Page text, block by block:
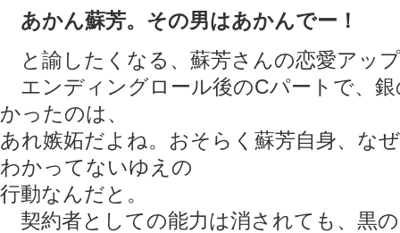
あかん蘇芳。その男はあかんでー！
と諭したくなる、蘇芳さんの恋愛アッ
エンディングロール後のCパートで、
かったのは、
あれ嫉妬だよね。おそらく蘇芳自身、な
わかってないゆえの
行動なんだと。
契約者としての能力は消されても、黒